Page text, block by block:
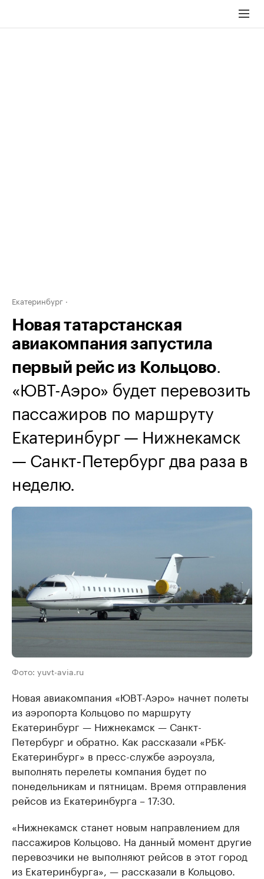
Екатеринбург
Новая татарстанская
авиакомпания запустила
первый рейс из Кольцово.
«ЮВТ-Аэро» будет перевозить
пассажиров по маршруту
Екатеринбург — Нижнекамск
— Санкт-Петербург два раза в
неделю.
Фото: yuvt-avia.ru
Новая авиакомпания «ЮВТ-Аэро» начнет полеты
из аэропорта Кольцово по маршруту
Екатеринбург — Нижнекамск — Санкт-
Петербург и обратно. Как рассказали «РБК-
Екатеринбург» в пресс-службе аэроузла,
выполнять перелеты компания будет по
понедельникам и пятницам. Время отправления
рейсов из Екатеринбурга – 17:30.
«Нижнекамск станет новым направлением для
пассажиров Кольцово. На данный момент другие
перевозчики не выполняют рейсов в этот город
из Екатеринбурга», — рассказали в Кольцово.